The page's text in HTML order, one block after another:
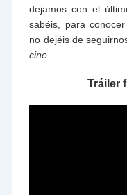
dejamos con el
sabéis, para
no dejéis de
cine.
Tráiler